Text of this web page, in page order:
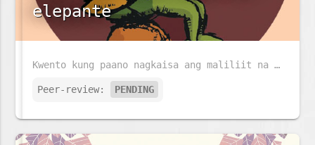
elepante
Kwento kung paano nagkaisa ang maliliit na tipaklong upang makipaglaban at manalo laban sa isang malaking elepante.
Peer-review: PENDING